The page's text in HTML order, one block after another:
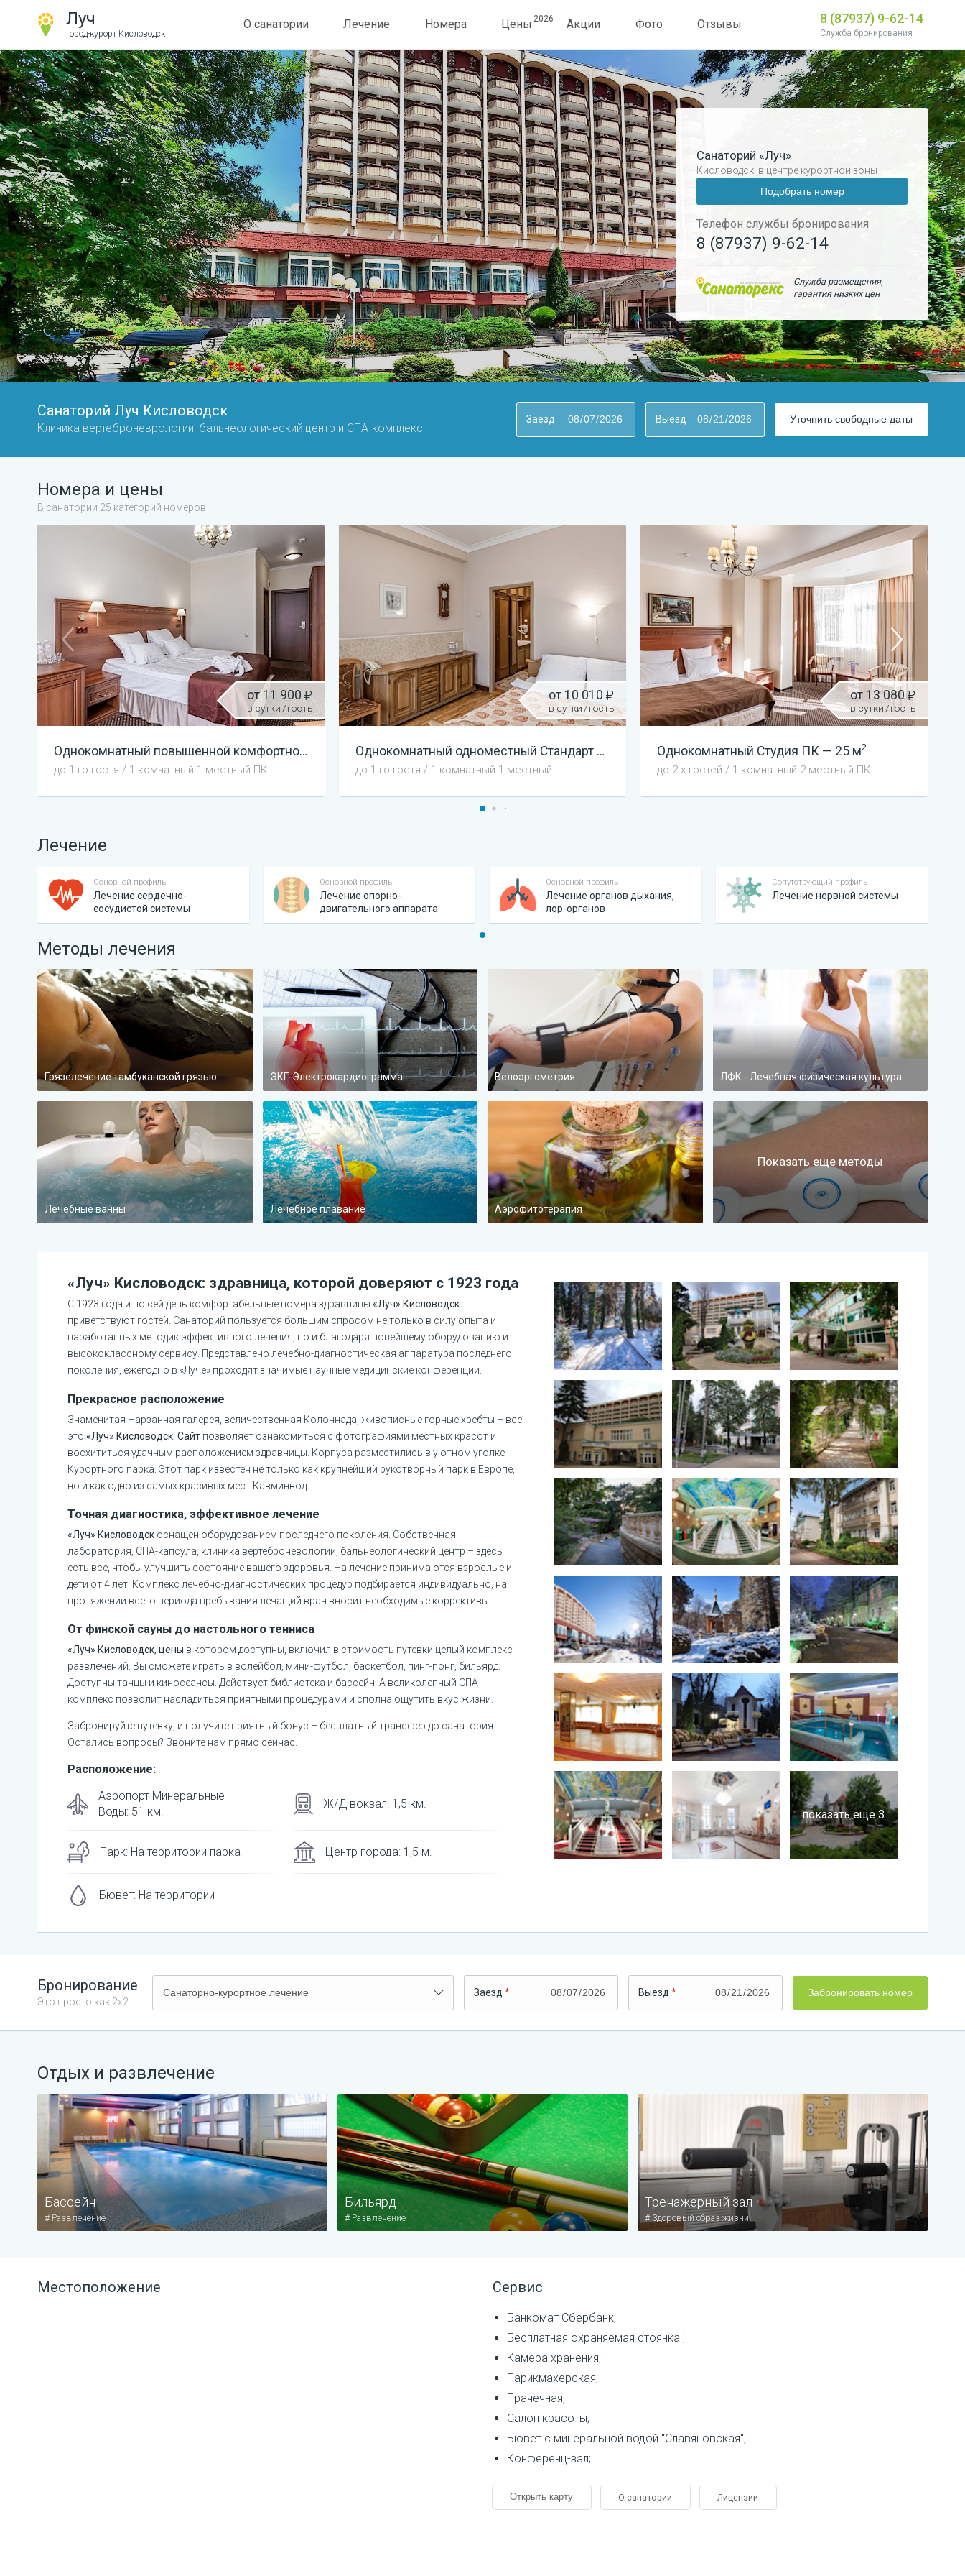
Луч
город-курорт Кисловодск
О санатории Лечение Номера Цены 2026 Акции Фото Отзывы 8 (87937) 9-62-14
Служба бронирования
Санаторий «Луч»
Кисловодск в центре курортной зоны
Подобрать номер
Телефон службы бронирования
8 (87937) 9-62-14
Служба размещения,
гарантия низких цен
Санаторий Луч Кисловодск
Клиника вертеброневрологии, бальнеологический центр и СПА-комплекс
Заезд Выезд Уточнить свободные даты
Номера и цены
В санатории 25 категорий номеров
от11 900
в сутки /гость
Однокомнатный повышенной комфортности Повышенной комфортности "1 корпус"—19м
до 1-го гостя / 1-комнатный 1-местный ПК
от 10 010
в сутки/гость
Однокомнатный одноместный Стандарт
до 1-го гостя / 1-комнатный 1-местный
от 13 080
в сутки /гость
Однокомнатный Студия ПК — 25 м2
до 2-х гостей / 1-комнатный 2-местный ПК
Лечение
Основной профиль
Лечение сердечно-
сосудистой системы
Основной профиль
Лечение опорно-
двигательного аппарата
Основной профиль
Лечение органов дыхания,
лор-органов
Сопутствующий профиль
Лечение нервной системы
Методы лечения
Грязелечение тамбуканской грязью ЭКГ-Электрокардиограмма Велоэргометрия ЛФК - Лечебная физическая культура
Лечебные ванны Лечебное плавание Аэрофитотерапия
Показать еще методы
«Луч» Кисловодск: здравница, которой доверяют с 1923 года
С 1923 года и по сей день комфортабельные номера здравницы «Луч» Кисловодск
приветствуют гостей. Санаторий пользуется большим спросом не только в силу опыта и
наработанных методик эффективного лечения, но и благодаря новейшему оборудованию и
высококлассному сервису. Представлено лечебно-диагностическая аппаратура последнего
поколения, ежегодно в «Луче» проходят значимые научные медицинские конференции.
Прекрасное расположение
Знаменитая Нарзанная галерея, величественная Колоннада, живописные горные хребты – все
это «Луч» Кисловодск. Сайт позволяет ознакомиться с фотографиями местных красот и
восхититься удачным расположением здравницы. Корпуса разместились в уютном уголке
Курортного парка. Этот парк известен не только как крупнейший рукотворный парк в Европе,
но и как одно из самых красивых мест Кавминвод.
Точная диагностика, эффективное лечение
«Луч» Кисловодск оснащен оборудованием последнего поколения. Собственная
лаборатория, СПА-капсула, клиника вертеброневологии, бальнеологический центр – здесь
есть все, чтобы улучшить состояние вашего здоровья. На лечение принимаются взрослые и
дети от 4 лет. Комплекс лечебно-диагностических процедур подбирается индивидуально, на
протяжении всего периода пребывания лечащий врач вносит необходимые коррективы.
От финской сауны до настольного тенниса
«Луч» Кисловодск, цены в котором доступны, включил в стоимость путевки целый комплекс
развлечений. Вы сможете играть в волейбол, мини-футбол, баскетбол, пинг-понг, бильярд.
Доступны танцы и киносеансы. Действует библиотека и бассейн. А великолепный СПА-
комплекс позволит насладиться приятными процедурами и сполна ощутить вкус жизни.
Забронируйте путевку, и получите приятный бонус – бесплатный трансфер до санатория.
Остались вопросы? Звоните нам прямо сейчас.
Расположение:
Аэропорт Минеральные
Воды: 51 км.
Ж/Д вокзал: 1,5 км.
Парк: На территории парка Центр города: 1,5 м.
Бювет: На территории
показать еще 3
Бронирование
Это просто как 2х2
Заезд Выезд Забронировать номер
Отдых и развлечение
Бассейн
# Развлечение
Бильярд
#Развлечение
Тренажерный зал
# Здоровый образ жизни
Местоположение Сервис
Банкомат Сбербанк
Бесплатная охраняемая стоянка
Камера хранения
Парикмахерская
Прачечная
Салон красоты
Бювет с минеральной водой "Славяновская"
Конференц-зал
Открыть карту О санатории Лицензии